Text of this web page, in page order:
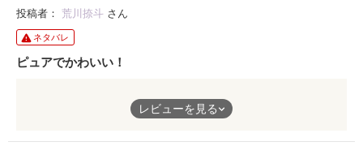
投稿者： 荒川捺斗 さん
ネタバレ
ピュアでかわいい！
めちゃくちゃ好みどストライクなだいすきなお話でした〜〜！
作者さまの作品をちょこちょこ読ませてもらいましたが、いまの
レビューを見る